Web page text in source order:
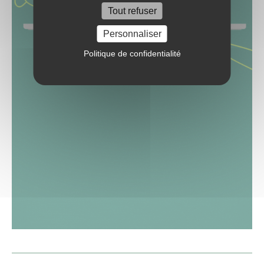
Tout refuser
Personnaliser
Politique de confidentialité